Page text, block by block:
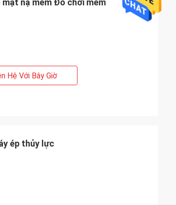
nạ mềm Đồ chơi mềm
Hệ Với Bây Giờ
ép thủy lực